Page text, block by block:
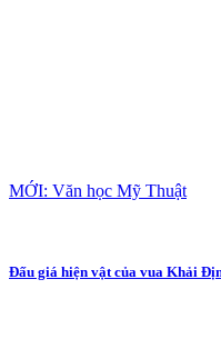
MỚI: Văn học Mỹ Thuật
Đấu giá hiện vật của vua Khải